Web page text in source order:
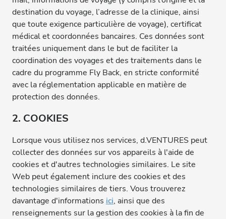
destination du voyage, l’adresse de la clinique, ainsi
que toute exigence particulière de voyage), certificat
médical et coordonnées bancaires. Ces données sont
traitées uniquement dans le but de faciliter la
coordination des voyages et des traitements dans le
cadre du programme Fly Back, en stricte conformité
avec la réglementation applicable en matière de
protection des données.
2. COOKIES
Lorsque vous utilisez nos services, d.VENTURES peut
collecter des données sur vos appareils à l'aide de
cookies et d'autres technologies similaires. Le site
Web peut également inclure des cookies et des
technologies similaires de tiers. Vous trouverez
davantage d'informations ici, ainsi que des
renseignements sur la gestion des cookies à la fin de